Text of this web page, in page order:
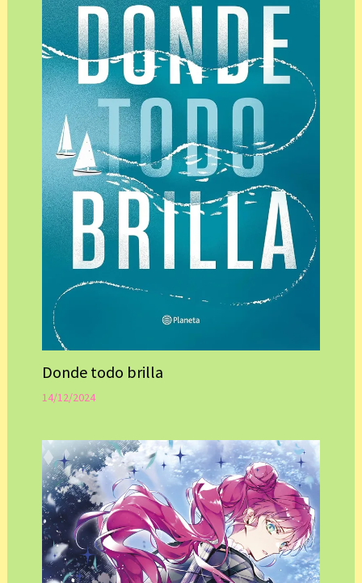
Donde todo brilla
14/12/2024